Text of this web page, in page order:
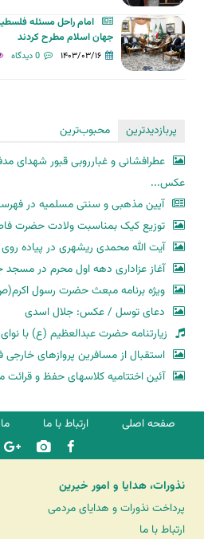
امام راحل مسئله
جهان اسلام مطرح کردند
۱۴۰۳/۰۳/۱۶ 0 دیدگاه
پربازدیدترین
محبوب‌ترین
عطرافشانی و غبارروبی قبور شهدای
عکس...
آیین مذهبی و سنتی مسلمیه در
توزیع کیک بمناسبت ولادت حضرت
آیت الله محمدی ریشهری در پیاده
آغاز عزاداری دهه اول محرم در
ویژه برنامه مبعث حضرت رسول
دعای توسل / عکس: جلال اسدی
زیارتنامه حضرت عبدالعظیم (ع) با
استقبال از مسافرین پروازهای خارجی
آئین اختتامیه کلاسهای حفظ و قرائت
صفحه اصلی ارتباط با ما
نذورات، هدایا و امور خیرین
پرداخت نذورات و هدایای مردمی
ارتباط با ما